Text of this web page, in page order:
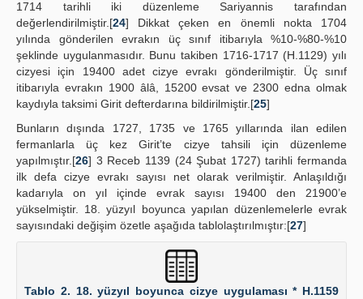
1714 tarihli iki düzenleme Sariyannis tarafından
değerlendirilmiştir.[24] Dikkat çeken en önemli nokta 1704
yılında gönderilen evrakın üç sınıf itibarıyla %10-%80-%10
şeklinde uygulanmasıdır. Bunu takiben 1716-1717 (H.1129) yılı
cizyesi için 19400 adet cizye evrakı gönderilmiştir. Üç sınıf
itibarıyla evrakın 1900 âlâ, 15200 evsat ve 2300 edna olmak
kaydıyla taksimi Girit defterdarına bildirilmiştir.[25]
Bunların dışında 1727, 1735 ve 1765 yıllarında ilan edilen
fermanlarla üç kez Girit’te cizye tahsili için düzenleme
yapılmıştır.[26] 3 Receb 1139 (24 Şubat 1727) tarihli fermanda
ilk defa cizye evrakı sayısı net olarak verilmiştir. Anlaşıldığı
kadarıyla on yıl içinde evrak sayısı 19400 den 21900’e
yükselmiştir. 18. yüzyıl boyunca yapılan düzenlemelerle evrak
sayısındaki değişim özetle aşağıda tablolaştırılmıştır:[27]
Tablo 2. 18. yüzyıl boyunca cizye uygulaması * H.1159